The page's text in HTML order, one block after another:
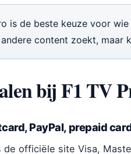
is de beste keuze voor
content zoekt, maar
bij F1 TV
PayPal, prepaid
officiële site Visa,